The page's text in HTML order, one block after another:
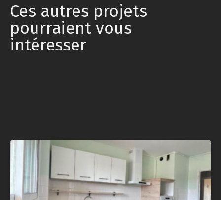
Ces autres projets
pourraient vous
intéresser